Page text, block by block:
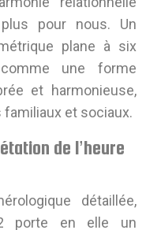
pour nous. Un
plane à six
une forme
et harmonieuse,
et sociaux.
de l’heure
détaillée,
porte en elle un